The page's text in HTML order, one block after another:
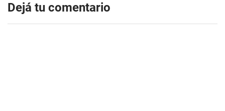
Dejá tu comentario